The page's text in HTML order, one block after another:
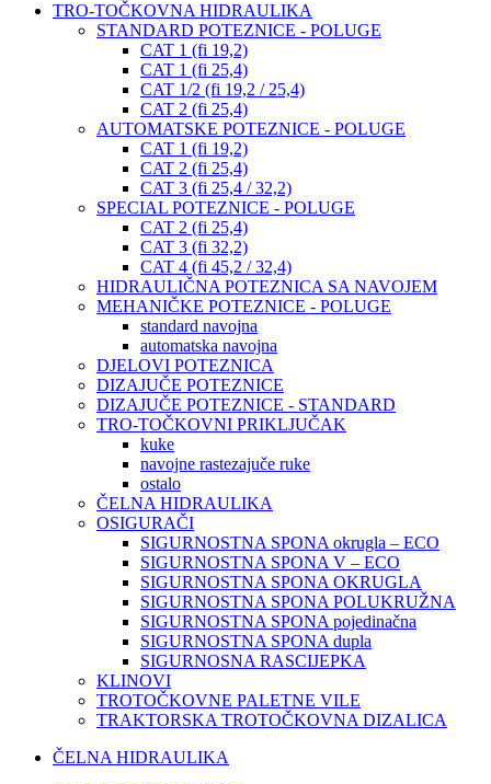
TRO-TOČKOVNA HIDRAULIKA
STANDARD POTEZNICE - POLUGE
CAT 1 (fi 19,2)
CAT 1 (fi 25,4)
CAT 1/2 (fi 19,2 / 25,4)
CAT 2 (fi 25,4)
AUTOMATSKE POTEZNICE - POLUGE
CAT 1 (fi 19,2)
CAT 2 (fi 25,4)
CAT 3 (fi 25,4 / 32,2)
SPECIAL POTEZNICE - POLUGE
CAT 2 (fi 25,4)
CAT 3 (fi 32,2)
CAT 4 (fi 45,2 / 32,4)
HIDRAULIČNA POTEZNICA SA NAVOJEM
MEHANIČKE POTEZNICE - POLUGE
standard navojna
automatska navojna
DJELOVI POTEZNICA
DIZAJUČE POTEZNICE
DIZAJUČE POTEZNICE - STANDARD
TRO-TOČKOVNI PRIKLJUČAK
kuke
navojne rastezajuče ruke
ostalo
ČELNA HIDRAULIKA
OSIGURAČI
SIGURNOSTNA SPONA okrugla – ECO
SIGURNOSTNA SPONA V – ECO
SIGURNOSTNA SPONA OKRUGLA
SIGURNOSTNA SPONA POLUKRUŽNA
SIGURNOSTNA SPONA pojedinačna
SIGURNOSTNA SPONA dupla
SIGURNOSNA RASCIJEPKA
KLINOVI
TROTOČKOVNE PALETNE VILE
TRAKTORSKA TROTOČKOVNA DIZALICA
ČELNA HIDRAULIKA